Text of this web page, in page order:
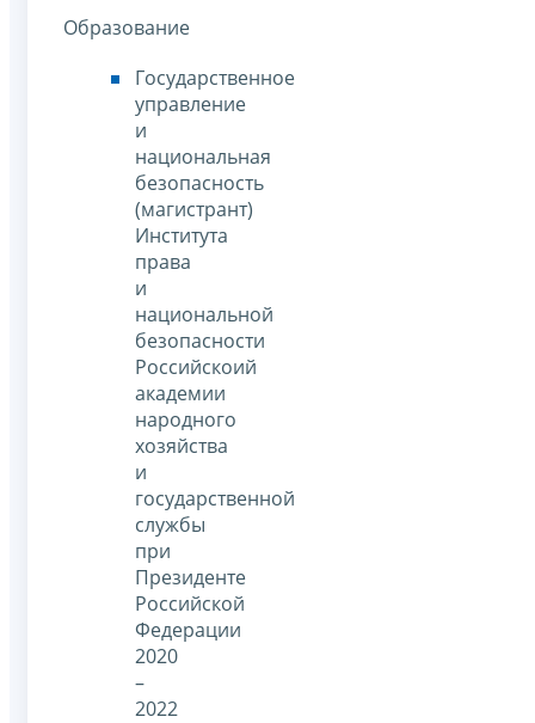
Образование
Государственное
управление
и
национальная
безопасность
(магистрант)
Института
права
и
национальной
безопасности
Российскоий
академии
народного
хозяйства
и
государственной
службы
при
Президенте
Российской
Федерации
2020
–
2022